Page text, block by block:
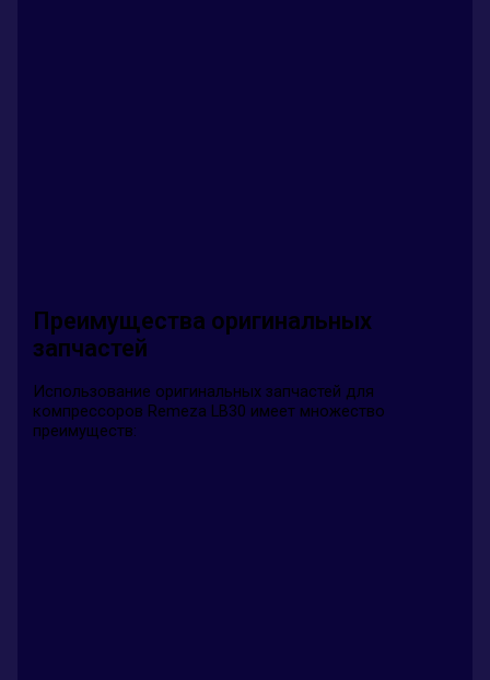
Преимущества оригинальных
запчастей
Использование оригинальных запчастей для
компрессоров Remeza LB30 имеет множество
преимуществ: